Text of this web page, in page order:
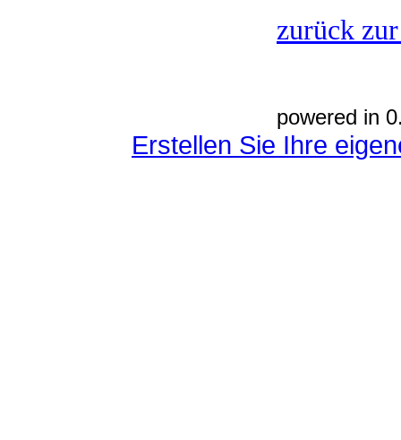
zurück
powered in
Erstellen Sie Ihre